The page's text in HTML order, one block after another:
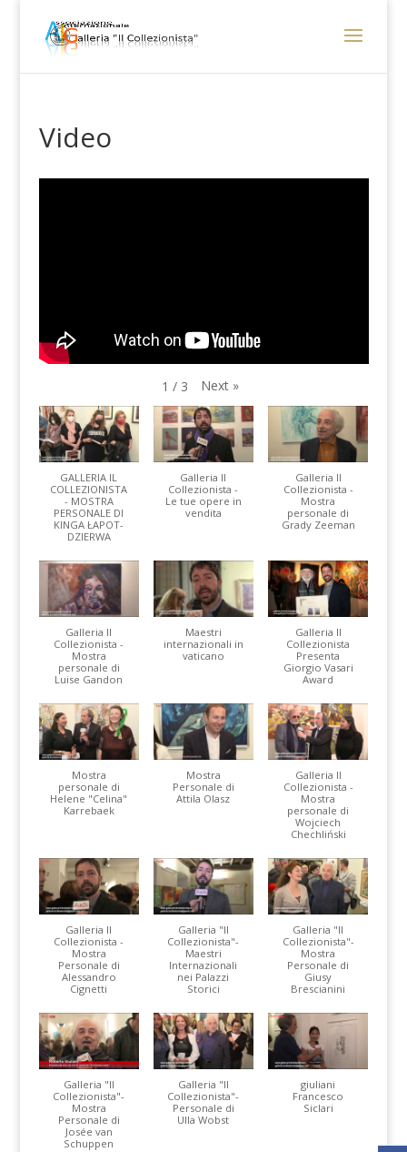
Video
1 / 3 Next »
GALLERIA IL
COLLEZIONISTA
- MOSTRA
PERSONALE DI
KINGA ŁAPOT-
DZIERWA
Galleria Il
Collezionista -
Le tue opere in
vendita
Galleria Il
Collezionista -
Mostra
personale di
Grady Zeeman
Galleria Il
Collezionista -
Mostra
personale di
Luise Gandon
Maestri
internazionali in
vaticano
Galleria Il
Collezionista
Presenta
Giorgio Vasari
Award
Mostra
personale di
Helene "Celina"
Karrebaek
Mostra
Personale di
Attila Olasz
Galleria Il
Collezionista -
Mostra
personale di
Wojciech
Chechliński
Galleria Il
Collezionista -
Mostra
Personale di
Alessandro
Cignetti
Galleria "Il
Collezionista"-
Maestri
Internazionali
nei Palazzi
Storici
Galleria "Il
Collezionista"-
Mostra
Personale di
Giusy
Brescianini
Galleria "Il
Collezionista"-
Mostra
Personale di
Josée van
Schuppen
Galleria "Il
Collezionista"-
Personale di
Ulla Wobst
giuliani
Francesco
Siclari